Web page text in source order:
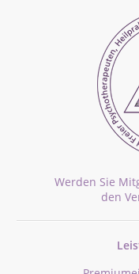
Werden Sie
den